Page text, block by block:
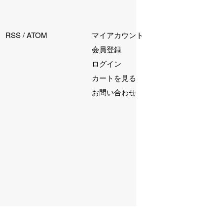
RSS/ATOM
マイアカウント
会員登録
ログイン
カートを見る
お問い合わせ